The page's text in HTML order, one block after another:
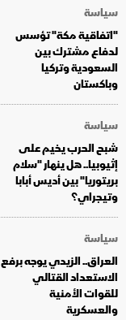
سياسة
"اتفاقية مكة" تؤسس
لدفاع مشترك بين
السعودية وتركيا
وباكستان
سياسة
شبح الحرب يخيم على
إثيوبيا.. هل ينهار "سلام
بريتوريا" بين أديس أبابا
وتيجراي؟
سياسة
العراق.. الزيدي يوجه برفع
الاستعداد القتالي
للقوات الأمنية
والعسكرية